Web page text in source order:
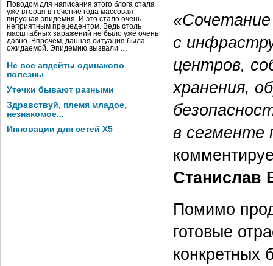
Поводом для написания этого блога стала
уже вторая в течение года массовая
вирусная эпидемия. И это стало очень
неприятным прецедентом. Ведь столь
масштабных заражений не было уже очень
давно. Впрочем, данная ситуация была
ожидаемой. Эпидемию вызвали …
Не все апдейты одинаково
полезны
Утечки бывают разными
Здравствуй, племя младое,
незнакомое...
Инновации для сетей X5
с
центров,
хранения,
в сегменте
Станислав
Помимо
готовые
конкретных